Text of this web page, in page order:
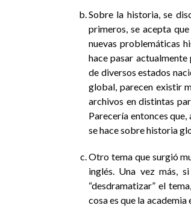
Sobre la historia, se
primeros, se acepta
nuevas problemáticas
hace pasar
de diversos estados
global, parecen existir
archivos en distintas
Parecería entonces
se hace sobre historia
Otro tema que surgió
inglés. Una vez más,
“desdramatizar” el
cosa es que la